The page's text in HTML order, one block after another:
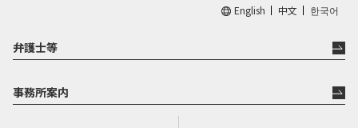
このため、相談者の方々には、法律問題はどういったこと
時間や労力の有効活用につながります。
仕事をする上で心がけていること
English 中文 한국어
弁護士等
事務所案内